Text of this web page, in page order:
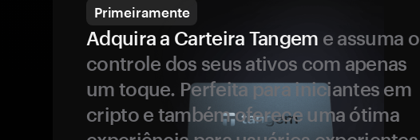
Primeiramente
Adquira a Carteira Tangem e assuma o
controle dos seus ativos com apenas
um toque. Perfeita para iniciantes em
cripto e também oferece uma ótima